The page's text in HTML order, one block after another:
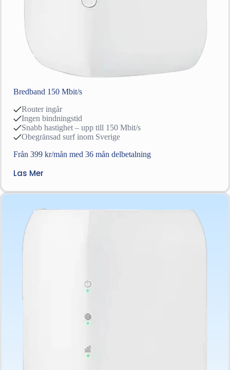
Bredband 150 Mbit/s
Router ingår
Ingen bindningstid
Snabb hastighet – upp till 150 Mbit/s
Obegränsad surf inom Sverige
Från 399 kr/mån med 36 mån delbetalning
Las Mer